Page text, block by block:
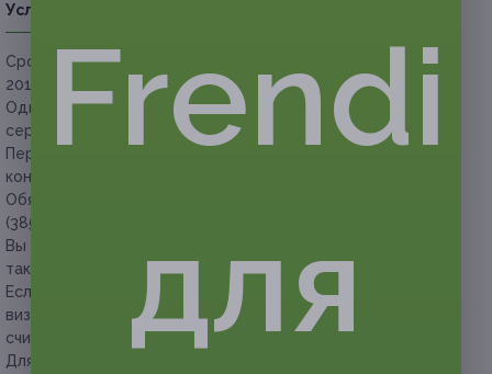
Условия
Срок действия сертификатов:
с 13 сентября до 5 ноября
2018 г. (включительно).
Один человек
старше 18 летможет купить только один
сертификат каждого вида процедур.
Перед покупкой сертификата необходимо получить
консультацию у специалиста.
Обязательна предварительная запись по телефону +7
(3852) 58-15-74 с указанием номера сертификата.
Вы можете предъявить сертификат как в распечатанном,
так и в электронном виде.
Если участник акции не предупреждает об отмене своего
визита за 12 часов до времени записи, сертификат
считается использованным.
Для массажа необходим индивидуальный массажный
Frendi
для